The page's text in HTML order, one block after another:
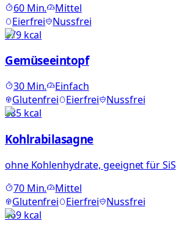
60Min.
Mittel
Eierfrei
Nussfrei
879kcal
Gemüseeintopf
30Min.
Einfach
Glutenfrei
Eierfrei
Nussfrei
885kcal
Kohlrabilasagne
ohne Kohlenhydrate, geeignet für SiS
70Min.
Mittel
Glutenfrei
Eierfrei
Nussfrei
469kcal